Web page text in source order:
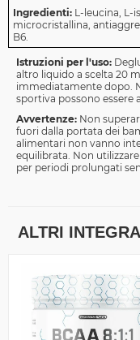
Ingredienti: L-leucina, L-
microcristallina,
B6.
Istruzioni per l'uso:
altro liquido a scelta 20
immediatamente dopo.
sportiva possono essere
Avvertenze: Non
fuori dalla portata dei
alimentari non vanno
equilibrata. Non
per periodi prolungati
ALTRI